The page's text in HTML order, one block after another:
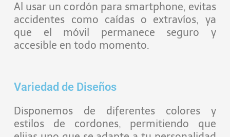
Al usar un cordón para smartphone, evitas
accidentes como caídas o extravíos, ya
que el móvil permanece seguro y
accesible en todo momento.
Variedad de Diseños
Disponemos de diferentes colores y
estilos de cordones, permitiendo que